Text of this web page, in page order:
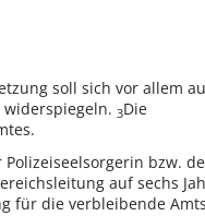
soll sich vor allem
widerspiegeln.3Die
bzw.
auf sechs
für die verbleibende